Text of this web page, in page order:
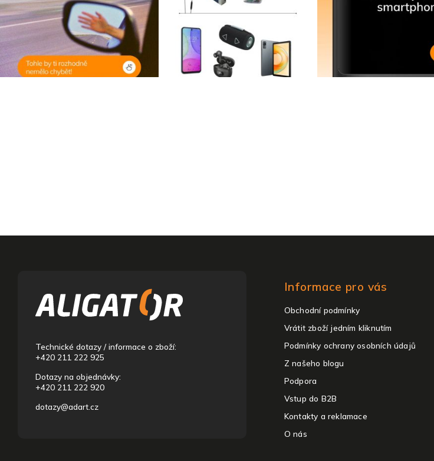
Technické dotazy / informace o zboží:
+420 211 222 925
Dotazy na objednávky:
+420 211 222 920
dotazy@adart.cz
Informace pro vás
Obchodní podmínky
Vrátit zboží jedním kliknutím
Podmínky ochrany osobních údajů
Z našeho blogu
Podpora
Vstup do B2B
Kontakty a reklamace
O nás